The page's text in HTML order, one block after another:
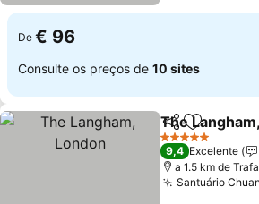
De € 96
Consulte os preços de 10 sites
PartilharAdicionar
The
5 Estrelas
9,4 Excelente
a 1.5 km de
Santuário